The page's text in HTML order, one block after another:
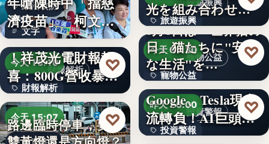
政治攻防
文字
濟疫苗」 柯文哲
再大罵：…
財報解析
今天 15:10
財報解析
文字
AI光通訊需求爆發
！祥茂光電財報報
喜：800G營收暴增
逾…
♡
今天 15:07
路邊臨時停車，要打
♡
旅遊振興
旅遊振興
2
光を組み合わせた
「ボラン…
寵物公益
今天 03:30
寵物公益
8%
8月8日は「世界猫の
日」猫たちに"安全
な生活"を…
♡
投資警報
昨天 20:00
投資警報
下班國際線》
Google、Tesla現金
流轉負！AI巨頭…
♡